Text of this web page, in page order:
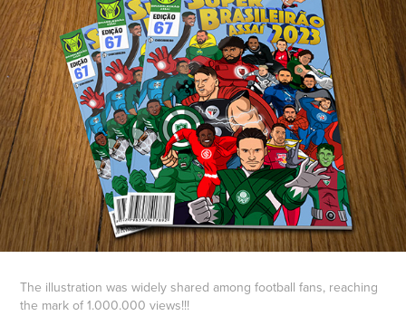
The illustration was widely shared among football fans, reaching
the mark of 1.000.000 views!!!